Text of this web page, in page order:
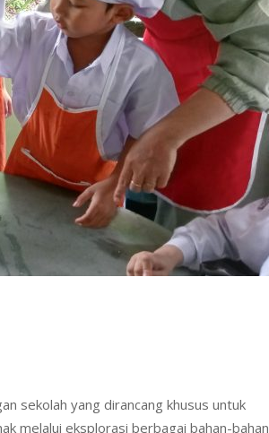
sekolah yang dirancang khusus untuk
melalui eksplorasi berbagai bahan-bahan